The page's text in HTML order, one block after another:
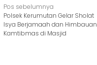
Navigasi
pos
Pos sebelumnya
Polsek Kerumutan Gelar Sholat
Isya Berjamaah dan Himbauan
Kamtibmas di Masjid